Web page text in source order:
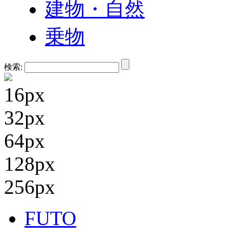
建物・自然
乗物
検索:
16px
32px
64px
128px
256px
FUTO